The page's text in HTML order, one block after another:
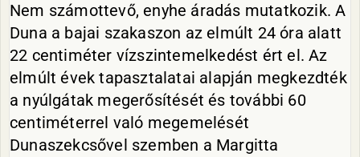
Nem számottevő, enyhe áradás mutatkozik. A
Duna a bajai szakaszon az elmúlt 24 óra alatt
22 centiméter vízszintemelkedést ért el. Az
elmúlt évek tapasztalatai alapján megkezdték
a nyúlgátak megerősítését és további 60
centiméterrel való megemelését
Dunaszekcsővel szemben a Margitta